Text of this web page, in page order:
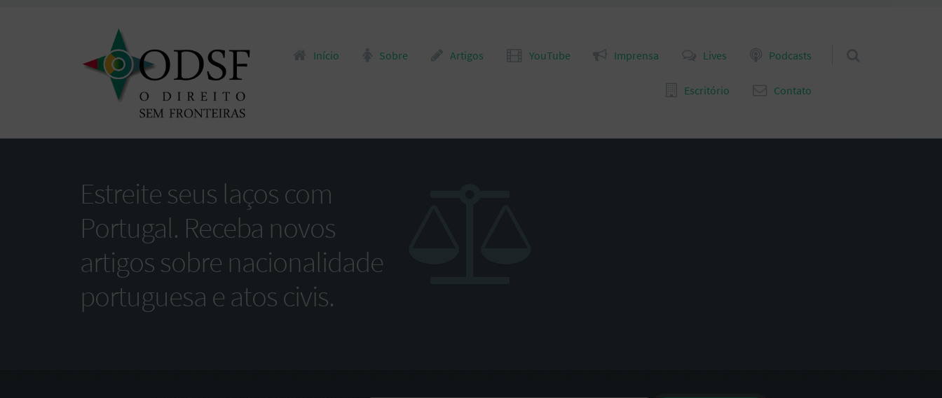
Início Sobre Artigos YouTube Imprensa Lives Podcasts
Escritório Contato
Estreite seus laços com
Portugal. Receba novos
artigos sobre nacionalidade
portuguesa e atos civis.